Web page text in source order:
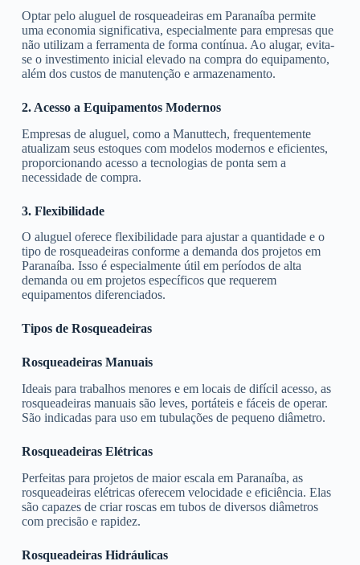
Optar pelo aluguel de rosqueadeiras em Paranaíba permite
uma economia significativa, especialmente para empresas que
não utilizam a ferramenta de forma contínua. Ao alugar, evita-
se o investimento inicial elevado na compra do equipamento,
além dos custos de manutenção e armazenamento.
2. Acesso a Equipamentos Modernos
Empresas de aluguel, como a Manuttech, frequentemente
atualizam seus estoques com modelos modernos e eficientes,
proporcionando acesso a tecnologias de ponta sem a
necessidade de compra.
3. Flexibilidade
O aluguel oferece flexibilidade para ajustar a quantidade e o
tipo de rosqueadeiras conforme a demanda dos projetos em
Paranaíba. Isso é especialmente útil em períodos de alta
demanda ou em projetos específicos que requerem
equipamentos diferenciados.
Tipos de Rosqueadeiras
Rosqueadeiras Manuais
Ideais para trabalhos menores e em locais de difícil acesso, as
rosqueadeiras manuais são leves, portáteis e fáceis de operar.
São indicadas para uso em tubulações de pequeno diâmetro.
Rosqueadeiras Elétricas
Perfeitas para projetos de maior escala em Paranaíba, as
rosqueadeiras elétricas oferecem velocidade e eficiência. Elas
são capazes de criar roscas em tubos de diversos diâmetros
com precisão e rapidez.
Rosqueadeiras Hidráulicas